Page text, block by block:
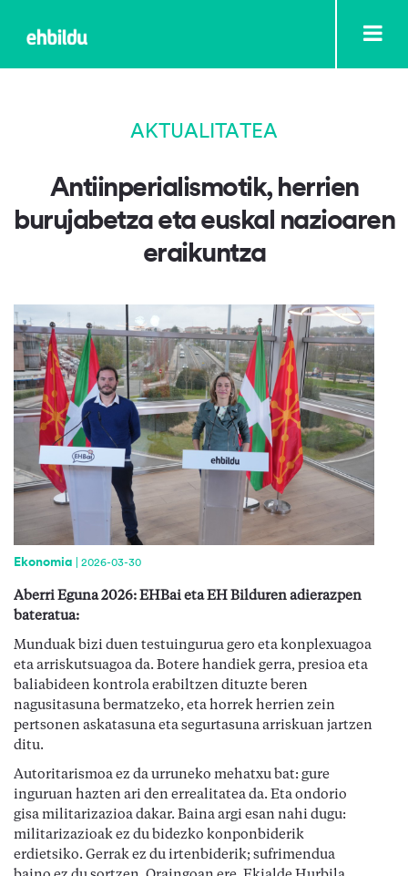
AKTUALITATEA
Antiinperialismotik, herrien
burujabetza eta euskal nazioaren
eraikuntza
Ekonomia 2026-03-30
Aberri Eguna 2026: EHBai eta EH Bilduren adierazpen
bateratua:
Munduak bizi duen testuingurua gero eta konplexuagoa
eta arriskutsuagoa da. Botere handiek gerra, presioa eta
baliabideen kontrola erabiltzen dituzte beren
nagusitasuna bermatzeko, eta horrek herrien zein
pertsonen askatasuna eta segurtasuna arriskuan jartzen
ditu.
Autoritarismoa ez da urruneko mehatxu bat: gure
inguruan hazten ari den errealitatea da. Eta ondorio
gisa militarizazioa dakar. Baina argi esan nahi dugu:
militarizazioak ez du bidezko konponbiderik
erdietsiko. Gerrak ez du irtenbiderik; sufrimendua